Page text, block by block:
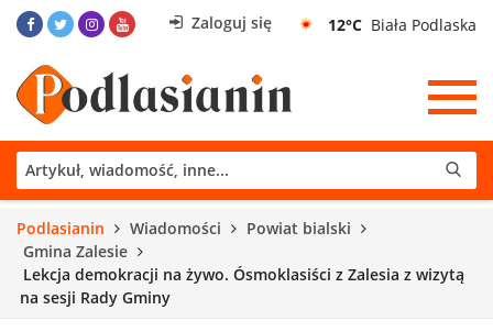
Zaloguj się 12°C Biała Podlaska
Podlasianin Wiadomości
Powiat bialski
Gmina Zalesie
Lekcja demokracji na żywo. Ósmoklasiści z Zalesia z wizytą
na sesji Rady Gminy